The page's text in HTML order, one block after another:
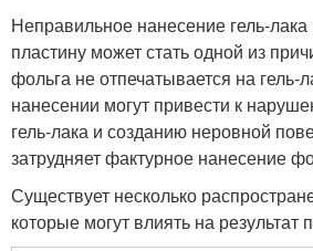
Неправильное нанесение гель-
пластину может стать одной из
фольга не отпечатывается на гель-
нанесении могут привести к
гель-лака и созданию неровной
затрудняет фактурное нанесение
Существует несколько
которые могут влиять на результат